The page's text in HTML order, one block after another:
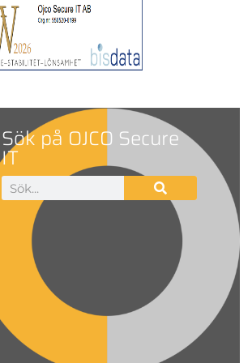
Sök på OJCO Secure
IT